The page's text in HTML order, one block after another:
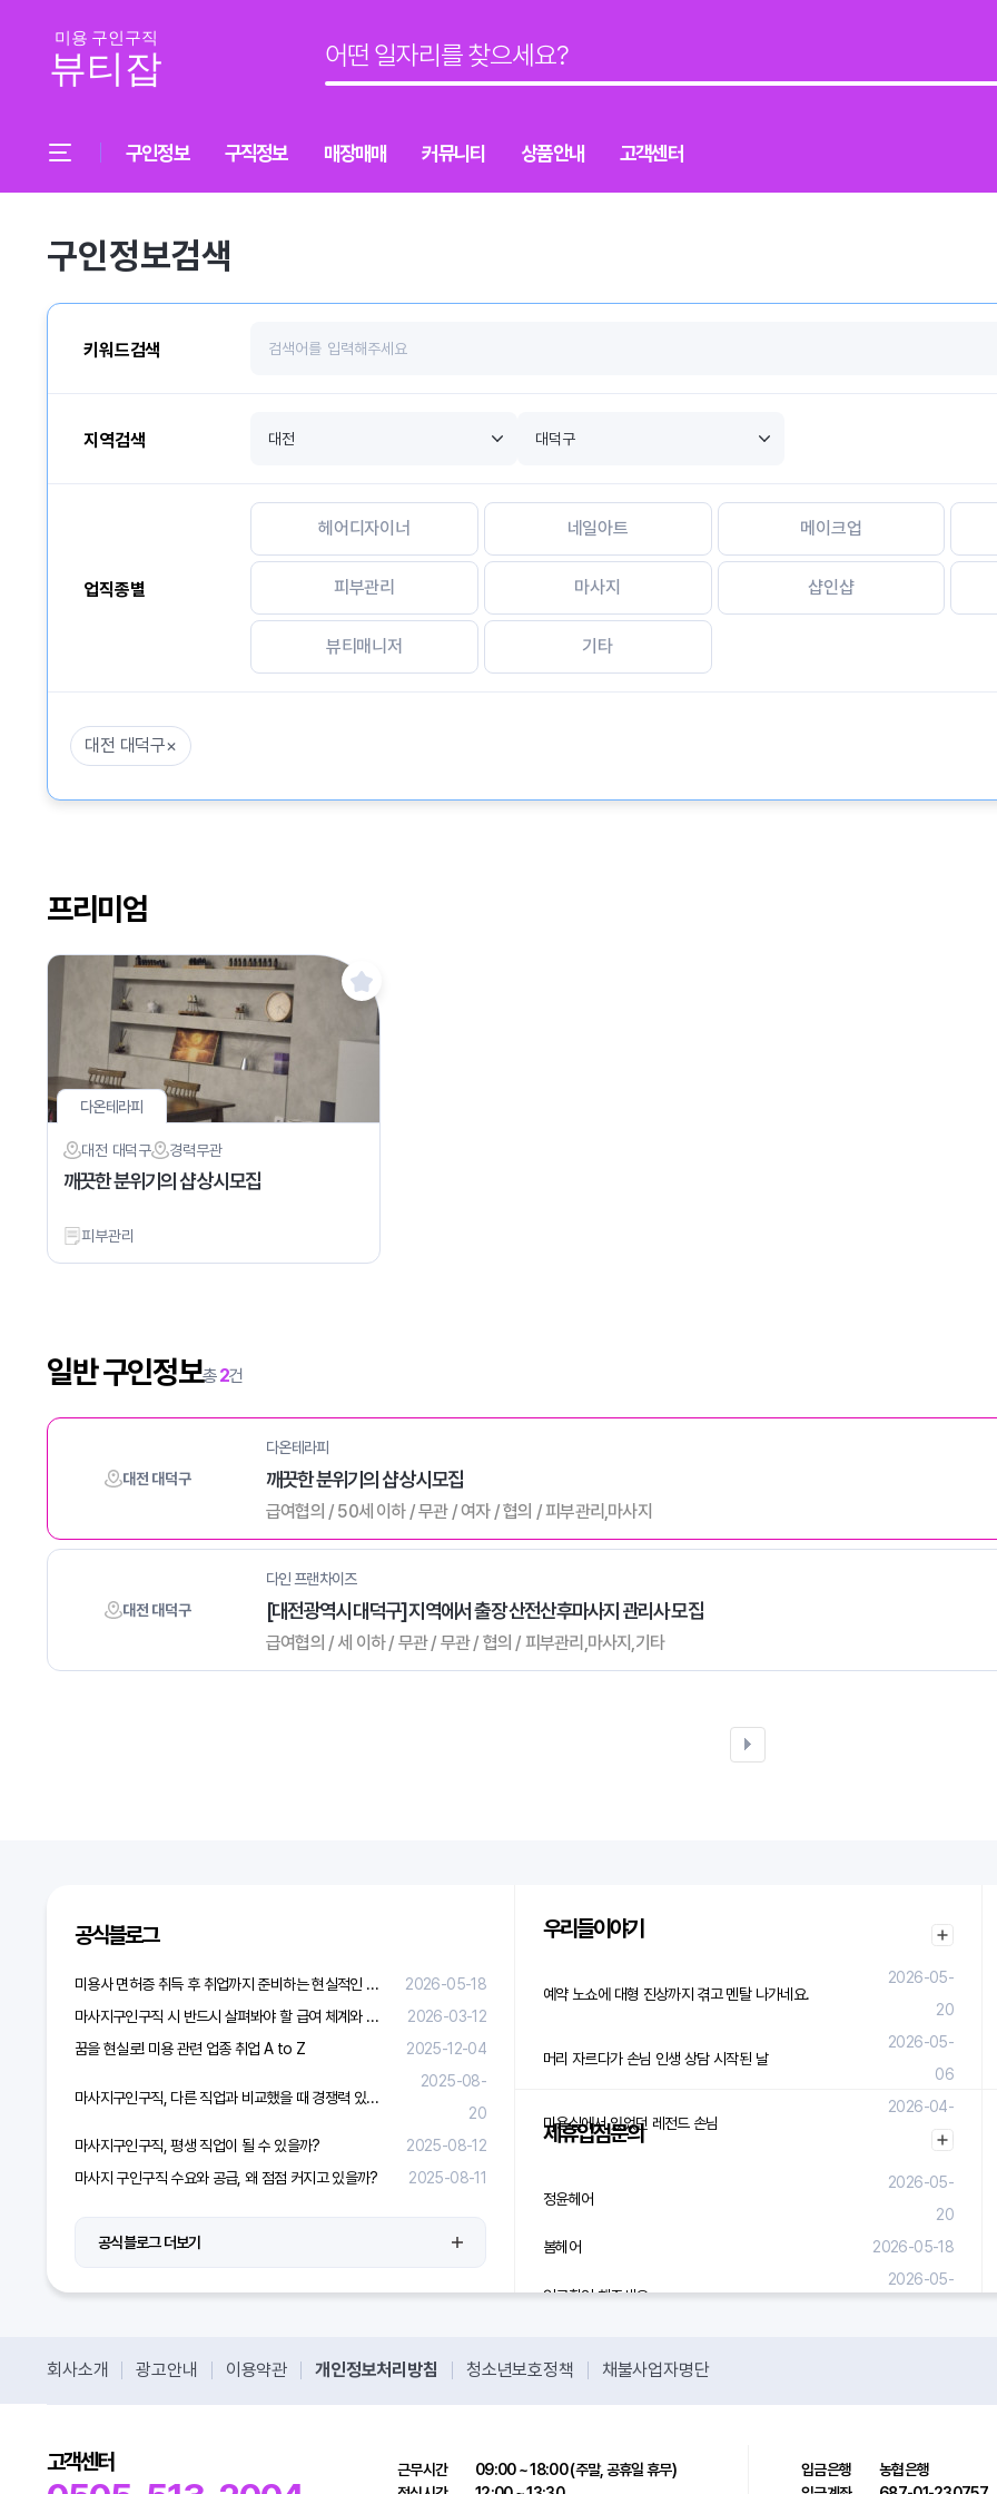
구인정보 구직정보 매장매매 커뮤니티 상품안내 고객센터
구인정보검색
키워드검색
지역검색
업직종별
헤어디자이너 네일아트 메이크업
피부관리 마사지 샵인샵
뷰티매니저 기타
대전 대덕구×
프리미엄
다온테라피
대전 대덕구 경력무관
깨끗한 분위기의 샵 상시모집
피부관리
일반 구인정보총2건
대전 대덕구
다온테라피
깨끗한 분위기의 샵 상시모집
급여협의 / 50세 이하 / 무관 / 여자 / 협의 / 피부관리,마사지
대전 대덕구
다인 프랜차이즈
[대전광역시 대덕구] 지역에서 출장 산전산후마사지 관리사 모집
급여협의 / 세 이하 / 무관 / 무관 / 협의 / 피부관리,마사지,기타
공식블로그
미용사 면허증 취득 후 취업까지 준비하는 현실적인 방법
2026-05-18
마사지구인구직 시 반드시 살펴봐야 할 급여 체계와 합리적 보상 가이드
2026-03-12
꿈을 현실로! 미용 관련 업종 취업 A to Z
2025-12-04
마사지구인구직, 다른 직업과 비교했을 때 경쟁력 있을까?
2025-08-
20
마사지구인구직, 평생 직업이 될 수 있을까?
2025-08-12
마사지 구인구직 수요와 공급, 왜 점점 커지고 있을까?
2025-08-11
공식블로그 더보기
우리들이야기
예약 노쇼에 대형 진상까지 겪고 멘탈 나가네요.
2026-05-
20
머리 자르다가 손님 인생 상담 시작된 날
2026-05-
06
미용실에서 있었던 레전드 손님
2026-04-
29
제휴입점문의
정윤헤어
2026-05-
20
봄헤어
2026-05-18
입금확인 해주세요.
2026-05-
회사소개 광고안내 이용약관 개인정보처리방침 청소년보호정책 채불사업자명단
고객센터 근무시간
09:00 ~ 18:00 (주말, 공휴일 휴무)
입금은행
농협은행